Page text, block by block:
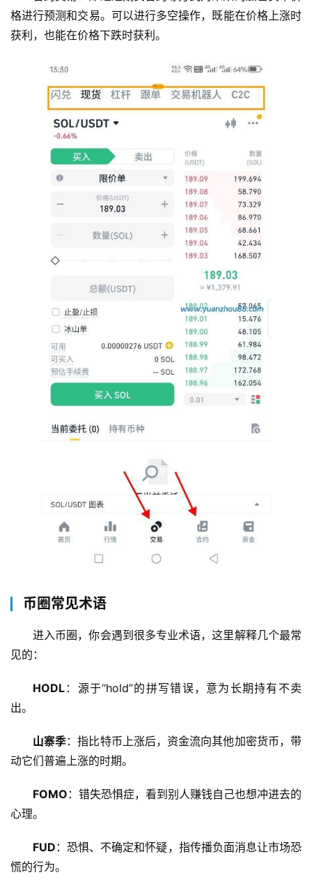
格进行预测和交易。可以进行多空操作，既能在价格上涨时
获利，也能在价格下跌时获利。
币圈常见术语
进入币圈，你会遇到很多专业术语，这里解释几个最常
见的：
HODL ：源于“hold”的拼写错误，意为长期持有不卖
出。
山寨季：指比特币上涨后，资金流向其他加密货币，带
动它们普遍上涨的时期。
FOMO ：错失恐惧症，看到别人赚钱自己也想冲进去的
心理。
FUD ：恐惧、不确定和怀疑，指传播负面消息让市场恐
慌的行为。